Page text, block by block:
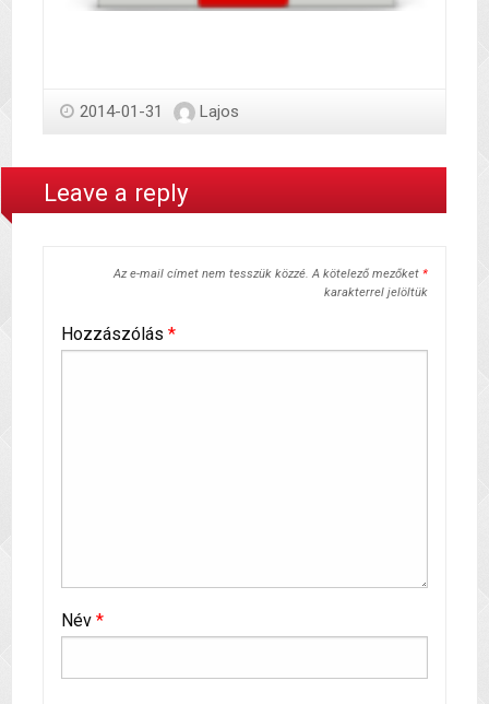
2014-01-31 Lajos
Leave a reply
Az e-mail címet nem tesszük közzé. A kötelező mezőket *
karakterrel jelöltük
Hozzászólás *
Név *